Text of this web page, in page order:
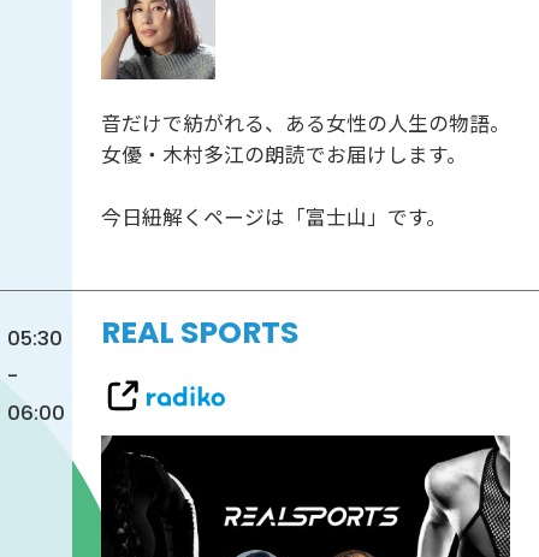
音だけで紡がれる、ある女性の人生の物語。
女優・木村多江の朗読でお届けします。
今日紐解くページは「富士山」です。
05:30
-
06:00
REAL SPORTS